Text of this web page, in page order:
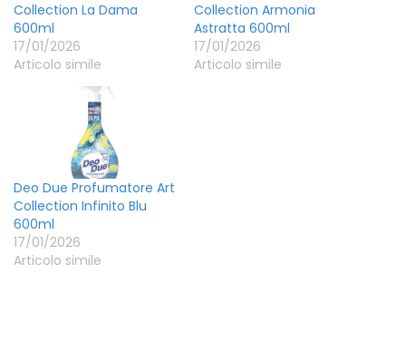
Collection La Dama
600ml
17/01/2026
Articolo simile
Collection Armonia
Astratta 600ml
17/01/2026
Articolo simile
Deo Due Profumatore Art
Collection Infinito Blu
600ml
17/01/2026
Articolo simile